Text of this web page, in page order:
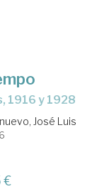
1916 y 1928
José Luis
€